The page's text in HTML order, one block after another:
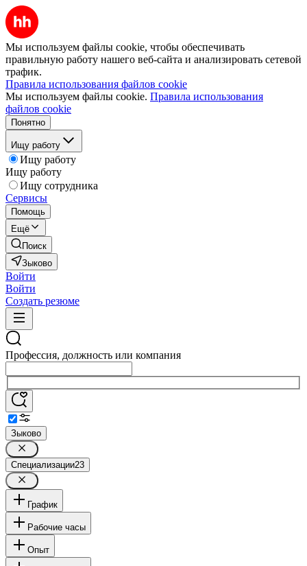
Мы используем файлы cookie, чтобы обеспечивать
правильную работу нашего веб-сайта и анализировать сетевой
трафик.
Правила использования файлов cookie
Мы используем файлы cookie. Правила использования
файлов cookie
Понятно
Ищу работу
Ищу работу
Ищу работу
Ищу сотрудника
Сервисы
Помощь
Ещё
Поиск
Зыково
Войти
Войти
Создать резюме
Профессия, должность или компания
Зыково
Специализации23
График
Рабочие часы
Опыт